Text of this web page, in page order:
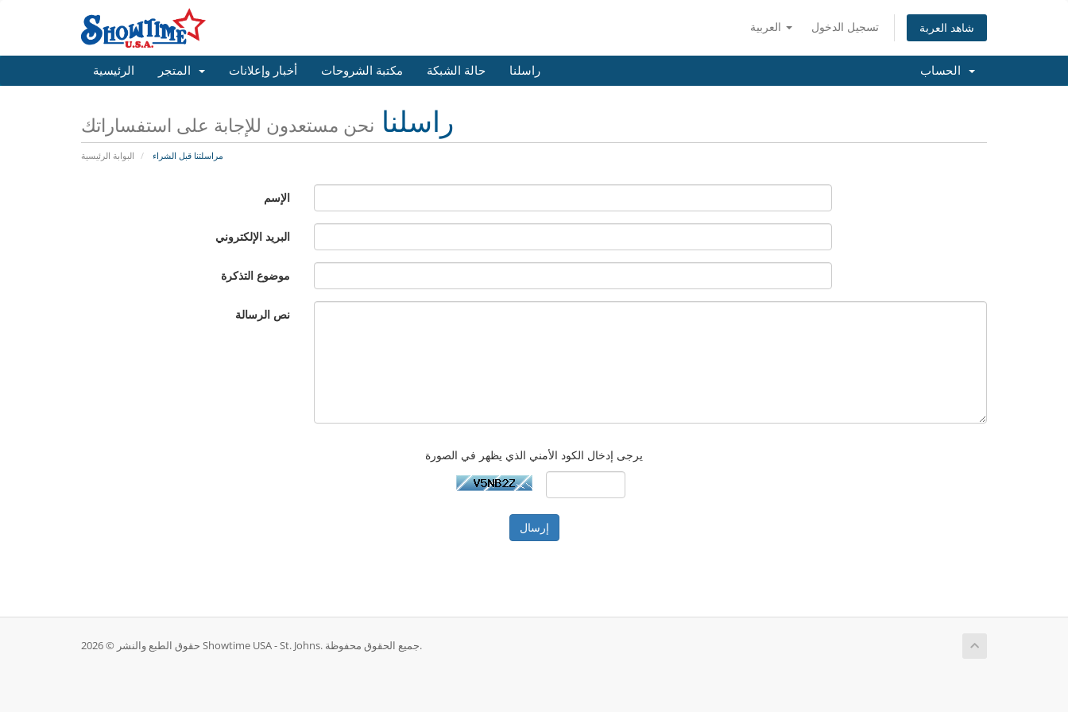
تسجيل الدخول شاهد العربة
الرئيسية أخبار وإعلانات مكتبة الشروحات حالة الشبكة راسلنا
راسلنا نحن مستعدون للإجابة على استفساراتك
البوابة الرئيسية مراسلتنا قبل الشراء
الإسم
البريد الإلكتروني
موضوع التذكرة
نص الرسالة
يرجى إدخال الكود الأمني الذي يظهر في الصورة
إرسال
حقوق الطبع والنشر © 2026 Showtime USA - St. Johns. جميع الحقوق محفوظة.